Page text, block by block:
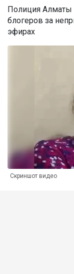
Полиция Алматы
блогеров за
эфирах
Скриншот видео